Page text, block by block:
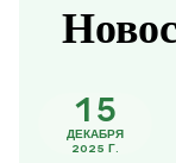
15
ДЕКАБРЯ
2025 Г.